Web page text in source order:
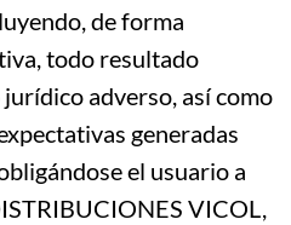
de forma
todo resultado
adverso, así como
generadas
el usuario a
VICOL,